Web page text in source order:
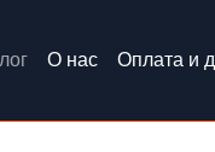
О нас Оплата и